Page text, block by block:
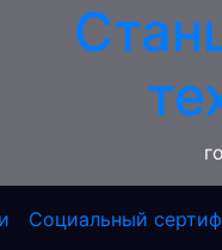
Социальный